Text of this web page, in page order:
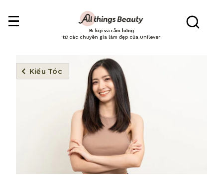
Bí kíp và cảm hứng
từ các chuyên gia làm đẹp của Unilever
Kiểu Tóc